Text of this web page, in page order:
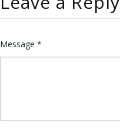
Message *